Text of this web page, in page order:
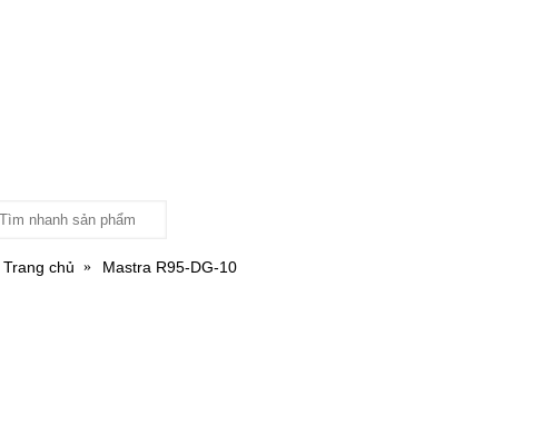
Trang chủ Mastra R95-DG-10